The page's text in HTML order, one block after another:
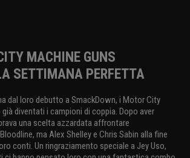
MACHINE GUNS
SETTIMANA PERFETTA
dal loro debutto a SmackDown, i Motor City
diventati i campioni di coppia. Dopo aver
una scelta azzardata affrontare
ma Alex Shelley e Chris Sabin alla fine
conti. Un ringraziamento speciale a Jey Uso,